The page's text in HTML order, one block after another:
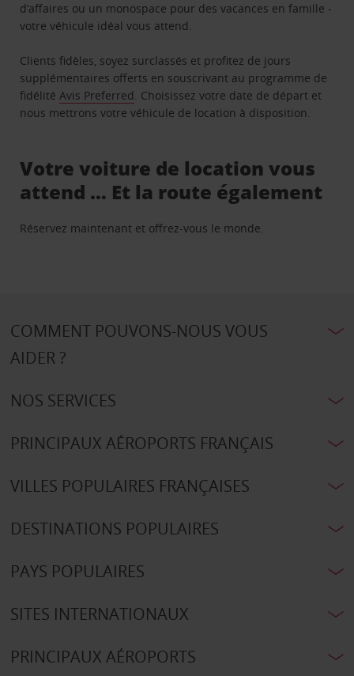
d’affaires ou un monospace pour des vacances en famille -
votre véhicule idéal vous attend.
Clients fidèles, soyez surclassés et profitez de jours
supplémentaires offerts en souscrivant au programme de
fidélitéAvis Preferred. Choisissez votre date de départ et
nous mettrons votre véhicule de location à disposition.
Votre voiture de location vous
attend … Et la route également
Réservez maintenant et offrez-vous le monde.
COMMENT POUVONS-NOUS VOUS
AIDER ?
NOS SERVICES
PRINCIPAUX AÉROPORTS FRANÇAIS
VILLES POPULAIRES FRANÇAISES
DESTINATIONS POPULAIRES
PAYS POPULAIRES
SITES INTERNATIONAUX
PRINCIPAUX AÉROPORTS